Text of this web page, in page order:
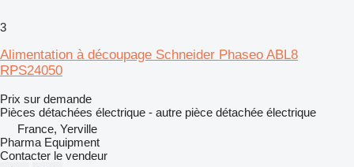
3
Alimentation à découpage Schneider Phaseo ABL8
RPS24050
Prix sur demande
Pièces détachées électrique - autre pièce détachée électrique
France, Yerville
Pharma Equipment
Contacter le vendeur